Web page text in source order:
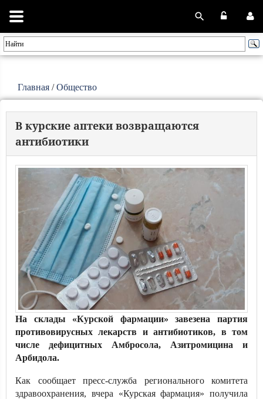
Главная /Общество
В курские аптеки возвращаются
антибиотики
На склады «Курской фармации» завезена партия
противовирусных лекарств и антибиотиков, в том
числе дефицитных Амбросола, Азитромицина и
Арбидола.
Как сообщает пресс-служба регионального комитета
здравоохранения, вчера «Курская фармация» получила